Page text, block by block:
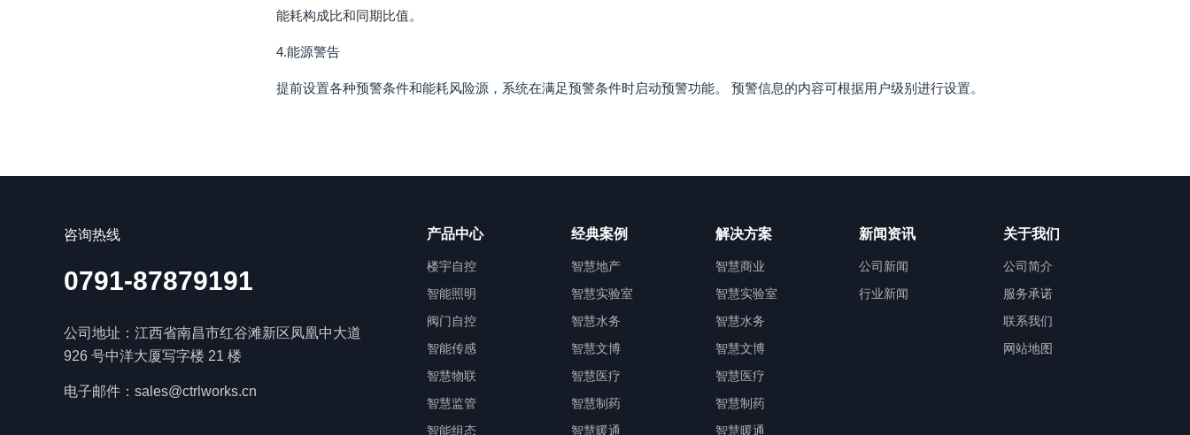
能耗构成比和同期比值。
4.能源警告
提前设置各种预警条件和能耗风险源，系统在满足预警条件时启动预警功能。 预警信息的内容可根据用户级别进行设置。
咨询热线
0791-87879191
公司地址：江西省南昌市红谷滩新区凤凰中大道
926 号中洋大厦写字楼 21 楼
电子邮件：sales@ctrlworks.cn
产品中心
楼宇自控
智能照明
阀门自控
智能传感
智慧物联
智慧监管
智能组态
经典案例
智慧地产
智慧实验室
智慧水务
智慧文博
智慧医疗
智慧制药
智慧暖通
解决方案
智慧商业
智慧实验室
智慧水务
智慧文博
智慧医疗
智慧制药
智慧暖通
新闻资讯
公司新闻
行业新闻
关于我们
公司简介
服务承诺
联系我们
网站地图